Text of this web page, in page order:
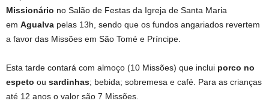
Missionário no Salão de Festas da Igreja de Santa Maria
em Agualva pelas 13h, sendo que os fundos angariados revertem
a favor das Missões em São Tomé e Príncipe.
Esta tarde contará com almoço (10 Missões) que inclui porco no
espeto ou sardinhas; bebida; sobremesa e café. Para as crianças
até 12 anos o valor são 7 Missões.